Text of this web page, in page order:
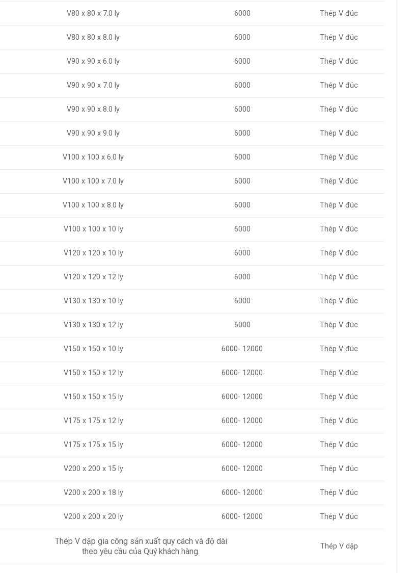
V80 x 80 x 7.0 ly 6000 Thép V đúc
V80 x 80 x 8.0 ly 6000 Thép V đúc
V90 x 90 x 6.0 ly 6000 Thép V đúc
V90 x 90 x 7.0 ly 6000 Thép V đúc
V90 x 90 x 8.0 ly 6000 Thép V đúc
V90 x 90 x 9.0 ly 6000 Thép V đúc
V100 x 100 x 6.0 ly 6000 Thép V đúc
V100 x 100 x 7.0 ly 6000 Thép V đúc
V100 x 100 x 8.0 ly 6000 Thép V đúc
V100 x 100 x 10 ly 6000 Thép V đúc
V120 x 120 x 10 ly 6000 Thép V đúc
V120 x 120 x 12 ly 6000 Thép V đúc
V130 x 130 x 10 ly 6000 Thép V đúc
V130 x 130 x 12 ly 6000 Thép V đúc
V150 x 150 x 10 ly 6000- 12000 Thép V đúc
V150 x 150 x 12 ly 6000- 12000 Thép V đúc
V150 x 150 x 15 ly 6000- 12000 Thép V đúc
V175 x 175 x 12 ly 6000- 12000 Thép V đúc
V175 x 175 x 15 ly 6000- 12000 Thép V đúc
V200 x 200 x 15 ly 6000- 12000 Thép V đúc
V200 x 200 x 18 ly 6000- 12000 Thép V đúc
V200 x 200 x 20 ly 6000- 12000 Thép V đúc
Thép V dập gia công sản xuất quy cách và độ dài
theo yêu cầu của Quý khách hàng.
Thép V dập